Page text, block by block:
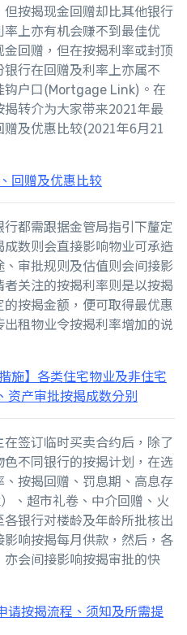
按揭现金回赠却比其他银行
上亦有机会赚不到最佳优
回赠，但在按揭利率或封顶
行在回赠及利率上亦属不
钩户口(Mortgage Link)。在
转介为大家带来2021年最
及优惠比较(2021年6月21
回赠及优惠比较
都需跟据金管局指引下釐定
数则会直接影响物业可承造
审批规则及估值则会间接影
关注的按揭利率则是以按揭
按揭金额，便可取得最优惠
租物业令按揭利率增加的说
施】各类住宅物业及非住宅
资产审批按揭成数分别
签订临时买卖合约后，除了
不同银行的按揭计划，在选
按揭回赠、罚息期、高息存
、超市礼卷、中介回赠、火
银行对楼龄及年龄所批核出
响按揭每月供款，然后，各
会间接影响按揭审批的快
请按揭流程、须知及所需提